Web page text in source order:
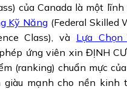
của Canada là một
Kỹ Năng (Federal Skilled
Class), và Lựa
ứng viên xin ĐỊNH
(ranking) chuẩn mực
mạnh cho nền kinh